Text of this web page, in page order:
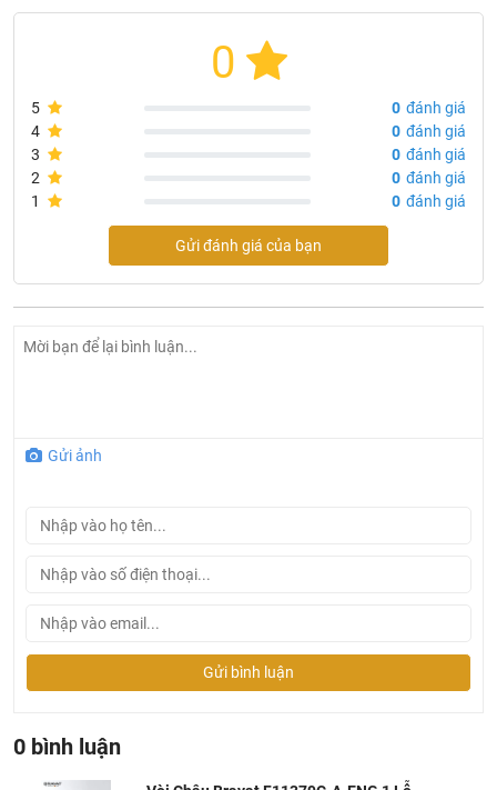
- 650mm M10xG1/2 SS Hose 2pcs
- Tốc độ vòi nước: 8.3L/min @ 0.3 MPa
Ở đâu mua vòi lavabo Bravat chính hãng và giá rẻ nhất
cam kết các sản phẩm
Khalinguyen.vn là chính hãng.
0
5 0 đánh giá
4
0 đánh giá
3
0 đánh giá
2
0 đánh giá
1
0 đánh giá
Gửi đánh giá của bạn
Gửi ảnh
Gửi bình luận
0 bình luận